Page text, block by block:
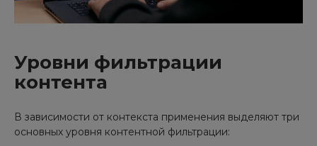
Уровни фильтрации
контента
В зависимости от контекста применения выделяют три
основных уровня контентной фильтрации: